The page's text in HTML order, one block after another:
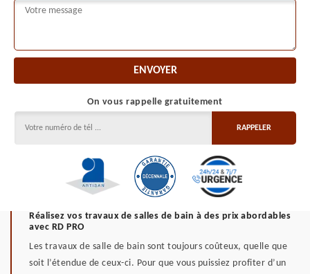
On vous rappelle gratuitement
Réalisez vos travaux de salles de bain à des prix abordables
avec RD PRO
Les travaux de salle de bain sont toujours coûteux, quelle que
soit l’étendue de ceux-ci. Pour que vous puissiez profiter d’un